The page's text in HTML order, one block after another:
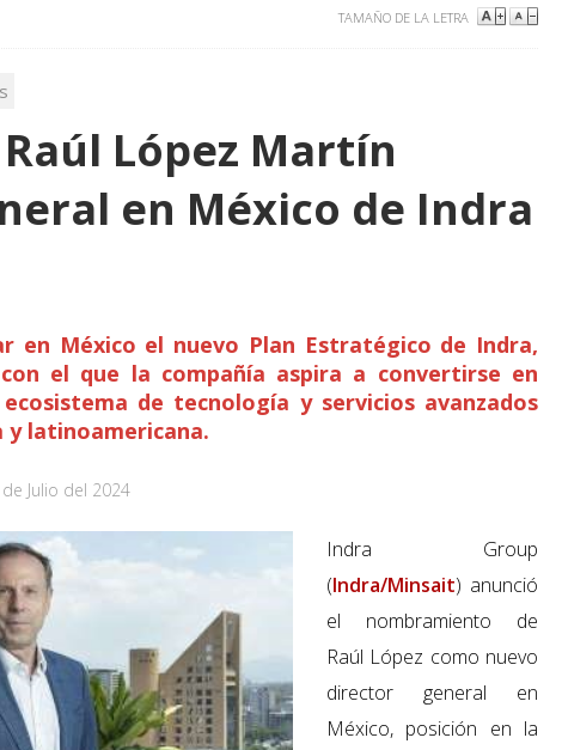
TAMAÑO DE LA LETRA
López Martín
en México de Indra
en México el nuevo Plan Estratégico de Indra,
el que la compañía aspira a convertirse en
de tecnología y servicios avanzados
y latinoamericana.
Julio del 2024
Indra Group
(Indra/Minsait) anunció
el nombramiento de
Raúl López como nuevo
director general en
México, posición en la